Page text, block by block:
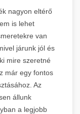
nagyon eltérő
is lehet
van
járunk jól és
mire szeretné
már egy fontos
Az
állunk
a legjobb